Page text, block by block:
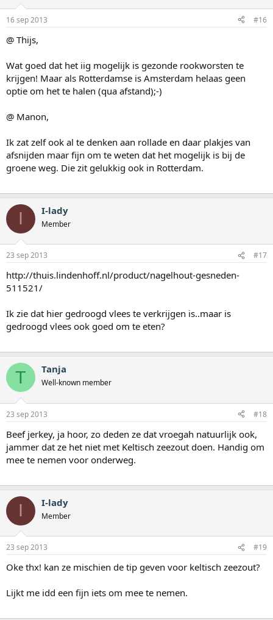
16 sep 2013 #16
@ Thijs,
Wat goed dat het iig mogelijk is gezonde rookworsten te
krijgen! Maar als Rotterdamse is Amsterdam helaas geen
optie om het te halen (qua afstand);-)
@ Manon,
Ik zat zelf ook al te denken aan rollade en daar plakjes van
afsnijden maar fijn om te weten dat het mogelijk is bij de
groene weg. Die zit gelukkig ook in Rotterdam.
I I-lady
Member
23 sep 2013 #17
http://thuis.lindenhoff.nl/product/nagelhout-gesneden-
511521/
Ik zie dat hier gedroogd vlees te verkrijgen is..maar is
gedroogd vlees ook goed om te eten?
T Tanja
Well-known member
23 sep 2013 #18
Beef jerkey, ja hoor, zo deden ze dat vroegah natuurlijk ook,
jammer dat ze het niet met Keltisch zeezout doen. Handig om
mee te nemen voor onderweg.
I I-lady
Member
23 sep 2013 #19
Oke thx! kan ze mischien de tip geven voor keltisch zeezout?
Lijkt me idd een fijn iets om mee te nemen.